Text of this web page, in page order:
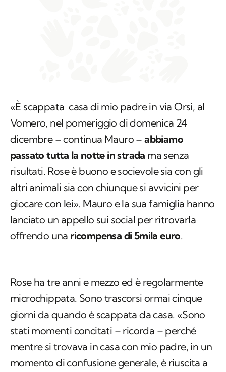
«È scappata casa di mio padre in via Orsi, al
Vomero, nel pomeriggio di domenica 24
dicembre – continua Mauro –abbiamo
passato tutta la notte in strada ma senza
risultati. Rose è buono e socievole sia con gli
altri animali sia con chiunque si avvicini per
giocare con lei». Mauro e la sua famiglia hanno
lanciato un appello sui social per ritrovarla
offrendo una ricompensa di 5mila euro.
Rose ha tre anni e mezzo ed è regolarmente
microchippata. Sono trascorsi ormai cinque
giorni da quando è scappata da casa. «Sono
stati momenti concitati – ricorda – perché
mentre si trovava in casa con mio padre, in un
momento di confusione generale, è riuscita a